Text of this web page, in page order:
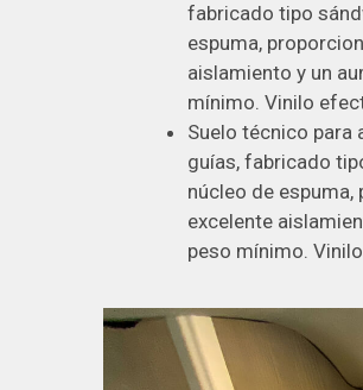
fabricado tipo
espuma,
aislamiento y un
mínimo. Vinilo
Suelo técnico para
guías, fabricado
núcleo de
excelente
peso mínimo.